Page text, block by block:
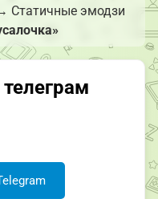
Статичные эмодзи